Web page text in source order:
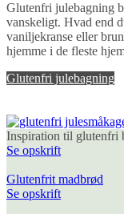
Glutenfri julebagning
vanskeligt. Hvad end
vaniljekranse eller
hjemme i de fleste
Glutenfri julebagning
Inspiration til glutenfri
Se opskrift
Glutenfrit madbrød
Se opskrift